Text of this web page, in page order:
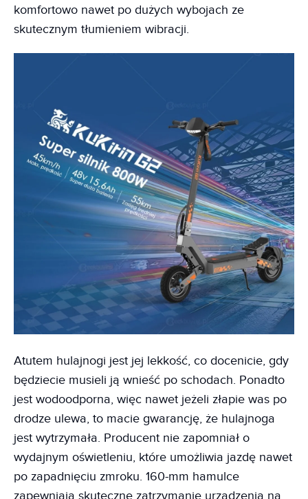
komfortowo nawet po dużych wybojach ze
skutecznym tłumieniem wibracji.
Atutem hulajnogi jest jej lekkość, co docenicie, gdy
będziecie musieli ją wnieść po schodach. Ponadto
jest wodoodporna, więc nawet jeżeli złapie was po
drodze ulewa, to macie gwarancję, że hulajnoga
jest wytrzymała. Producent nie zapomniał o
wydajnym oświetleniu, które umożliwia jazdę nawet
po zapadnięciu zmroku. 160-mm hamulce
zapewniają skuteczne zatrzymanie urządzenia na